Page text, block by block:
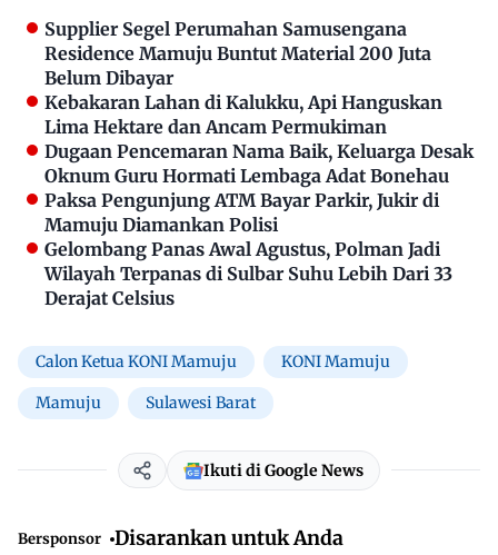
Supplier Segel Perumahan Samusengana
Residence Mamuju Buntut Material 200 Juta
Belum Dibayar
Kebakaran Lahan di Kalukku, Api Hanguskan
Lima Hektare dan Ancam Permukiman
Dugaan Pencemaran Nama Baik, Keluarga Desak
Oknum Guru Hormati Lembaga Adat Bonehau
Paksa Pengunjung ATM Bayar Parkir, Jukir di
Mamuju Diamankan Polisi
Gelombang Panas Awal Agustus, Polman Jadi
Wilayah Terpanas di Sulbar Suhu Lebih Dari 33
Derajat Celsius
Calon Ketua KONI Mamuju KONI Mamuju
Mamuju Sulawesi Barat
Ikuti di Google News
Bersponsor Disarankan untuk Anda